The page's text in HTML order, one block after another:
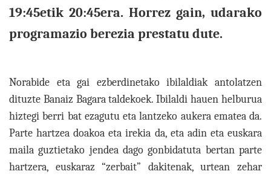
19:45etik 20:45era. Horrez gain, udarako
programazio berezia prestatu dute.
Norabide eta gai ezberdinetako ibilaldiak antolatzen
dituzte Banaiz Bagara taldekoek. Ibilaldi hauen helburua
hiztegi berri bat ezagutu eta lantzeko aukera ematea da.
Parte hartzea doakoa eta irekia da, eta adin eta euskara
maila guztietako jendea dago gonbidatuta bertan parte
hartzera, euskaraz “zerbait” dakitenak, urtean zehar